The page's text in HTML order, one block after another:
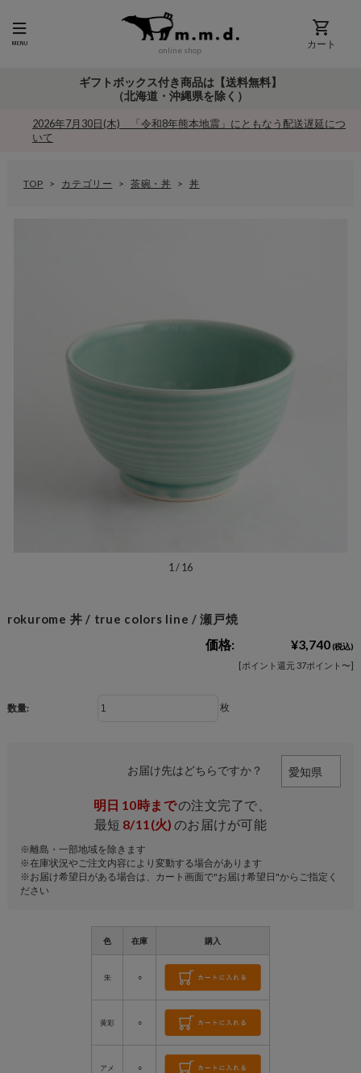
online shop カート
ギフトボックス付き商品は【送料無料】
（北海道・沖縄県を除く）
2026年7月30日(木) 「令和8年熊本地震」にともなう配送遅延につ
いて
TOP カテゴリー 茶碗・丼 丼
1 /16
rokurome 丼 / true colors line / 瀬戸焼
価格: ¥3,740(税込)
[ポイント還元 37ポイント〜]
数量: 枚
お届け先はどちらですか？
明日 10時までの注文完了で、
最短 8/11(火) のお届けが可能
※離島・一部地域を除きます
※在庫状況やご注文内容により変動する場合があります
※お届け希望日がある場合は、カート画面で"お届け希望日"からご指定く
ださい
色 在庫 購入
朱 ○
黄彩 ○
アメ ○